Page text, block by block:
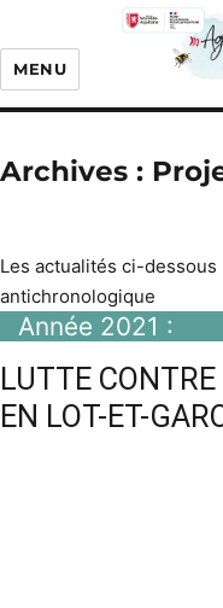
MENU
Archives :
Les actualités ci-
antichronologique
Année 2021 :
LUTTE
EN LOT-ET-